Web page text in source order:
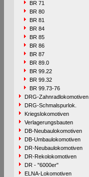
BR 71
BR 80
BR 81
BR 84
BR 85
BR 86
BR 87
BR 89.0
BR 99.22
BR 99.32
BR 99.73-76
DRG-Zahnradlokomotiven
DRG-Schmalspurlok.
Kriegslokomotiven
Verlagerungsbauten
DB-Neubaulokomotiven
DB-Umbaulokomotiven
DR-Neubaulokomotiven
DR-Rekolokomotiven
DR - "6000er"
ELNA-Lokomotiven